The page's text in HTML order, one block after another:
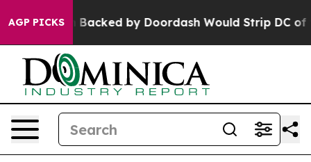
AGP PICKSBacked by Doordash Would Strip DC of